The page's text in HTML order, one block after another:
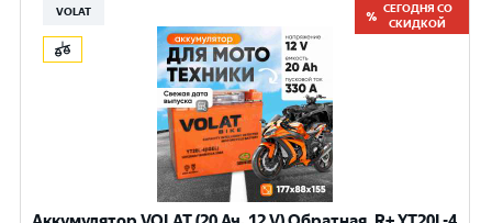
VOLAT
СЕГОДНЯ СО
СКИДКОЙ